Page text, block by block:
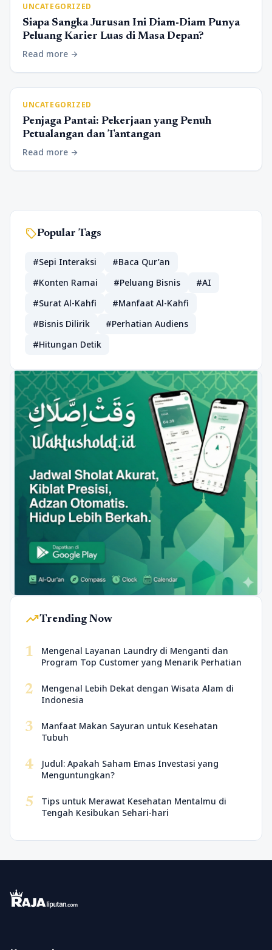
UNCATEGORIZED
Siapa Sangka Jurusan Ini Diam-Diam Punya
Peluang Karier Luas di Masa Depan?
Read more arrow_forward
UNCATEGORIZED
Penjaga Pantai: Pekerjaan yang Penuh
Petualangan dan Tantangan
Read more arrow_forward
sellPopular Tags
#Sepi Interaksi
#Baca Qur’an
#Konten Ramai
#Peluang Bisnis
#AI
#Surat Al-Kahfi
#Manfaat Al-Kahfi
#Bisnis Dilirik
#Perhatian Audiens
#Hitungan Detik
trending_upTrending Now
1
Mengenal Layanan Laundry di Menganti dan
Program Top Customer yang Menarik Perhatian
2
Mengenal Lebih Dekat dengan Wisata Alam di
Indonesia
3
Manfaat Makan Sayuran untuk Kesehatan
Tubuh
4
Judul: Apakah Saham Emas Investasi yang
Menguntungkan?
5
Tips untuk Merawat Kesehatan Mentalmu di
Tengah Kesibukan Sehari-hari